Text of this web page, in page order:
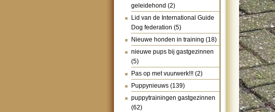
geleidehond (2)
Lid van de International Guide
Dog federation (5)
Nieuwe honden in training (18)
nieuwe pups bij gastgezinnen
(5)
Pas op met vuurwerk!!! (2)
Puppynieuws (139)
puppytrainingen gastgezinnen
(62)